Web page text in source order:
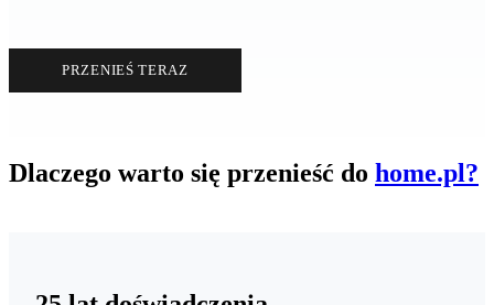
PRZENIEŚ TERAZ
Dlaczego warto się przenieść do home.pl?